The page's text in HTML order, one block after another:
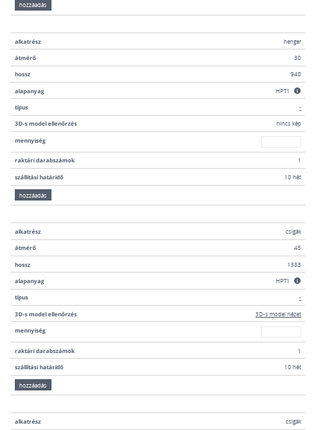
hozzáadás
alkatrész henger
átmérő 30
hossz 948
alapanyag HPT1
típus -
3D-s model ellenőrzés nincs kép
mennyiség
raktári darabszámok 1
szállítási határidő 10 hét
hozzáadás
alkatrész csigák
átmérő 45
hossz 1383
alapanyag HPT1
típus -
3D-s model ellenőrzés 3D-s model nézet
mennyiség
raktári darabszámok 1
szállítási határidő 10 hét
hozzáadás
alkatrész csigák